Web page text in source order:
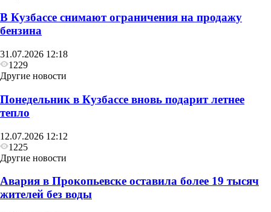
В Кузбассе снимают ограничения на продажу
бензина
31.07.2026 12:18
1229
Другие новости
Понедельник в Кузбассе вновь подарит летнее
тепло
12.07.2026 12:12
1225
Другие новости
Авария в Прокопьевске оставила более 19 тысяч
жителей без воды